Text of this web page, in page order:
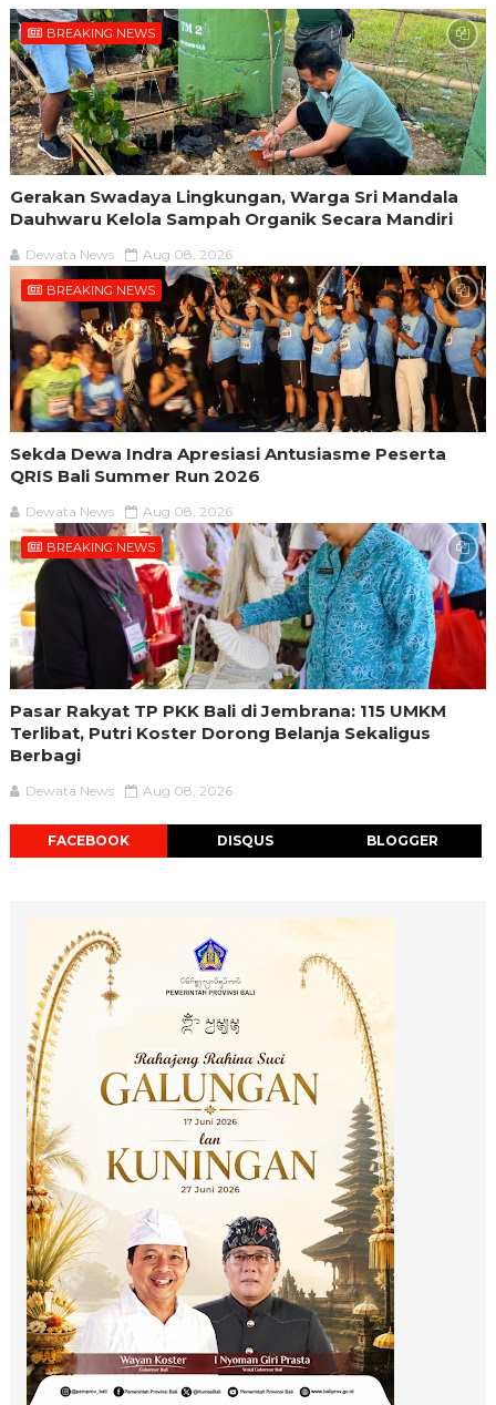
BREAKING NEWS
Gerakan Swadaya Lingkungan, Warga Sri Mandala
Dauhwaru Kelola Sampah Organik Secara Mandiri
Dewata News Aug 08, 2026
BREAKING NEWS
Sekda Dewa Indra Apresiasi Antusiasme Peserta
QRIS Bali Summer Run 2026
Dewata News Aug 08, 2026
BREAKING NEWS
Pasar Rakyat TP PKK Bali di Jembrana: 115 UMKM
Terlibat, Putri Koster Dorong Belanja Sekaligus
Berbagi
Dewata News Aug 08, 2026
FACEBOOK DISQUS BLOGGER